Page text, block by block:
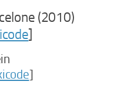
(2010)
]
]